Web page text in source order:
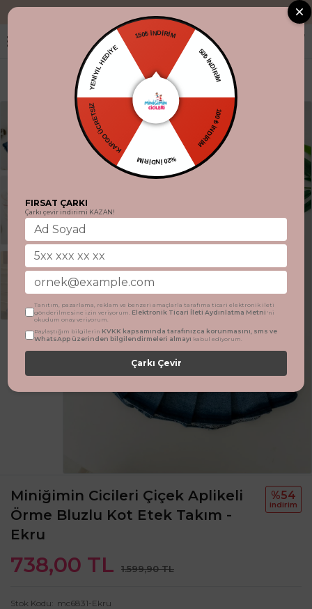
"Aynı gün
Miniğimin Cicileri Çiçek Aplikeli
Örme Bluzlu Kot Etek Takım -
Ekru
738,00 TL 1.599,90 TL
%54
i̇ndi̇ri̇m
Stok Kodu
mc6831-Ekru
150₺ İNDİRİM
50₺ İNDİRİM
100 ₺ İNDİRİM
%20 İNDİRİM
KARGO ÜCRETSİZ
YENİYIL HEDİYE
FIRSAT ÇARKI
Çarkı çevir indirimi KAZAN!
Tanıtım, pazarlama, reklam ve benzeri amaçlarla tarafıma ticari elektronik ileti
gönderilmesine izin veriyorum. Elektronik Ticari İleti Aydınlatma Metni 'ni
okudum onay veriyorum.
Paylaştığım bilgilerin KVKK kapsamında tarafınızca korunmasını, sms ve
WhatsApp üzerinden bilgilendirmeleri almayı kabul ediyorum.
Çarkı Çevir